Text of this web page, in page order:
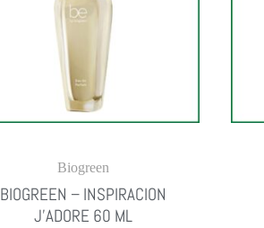
Biogreen
BIOGREEN – INSPIRACION
J’ADORE 60 ML